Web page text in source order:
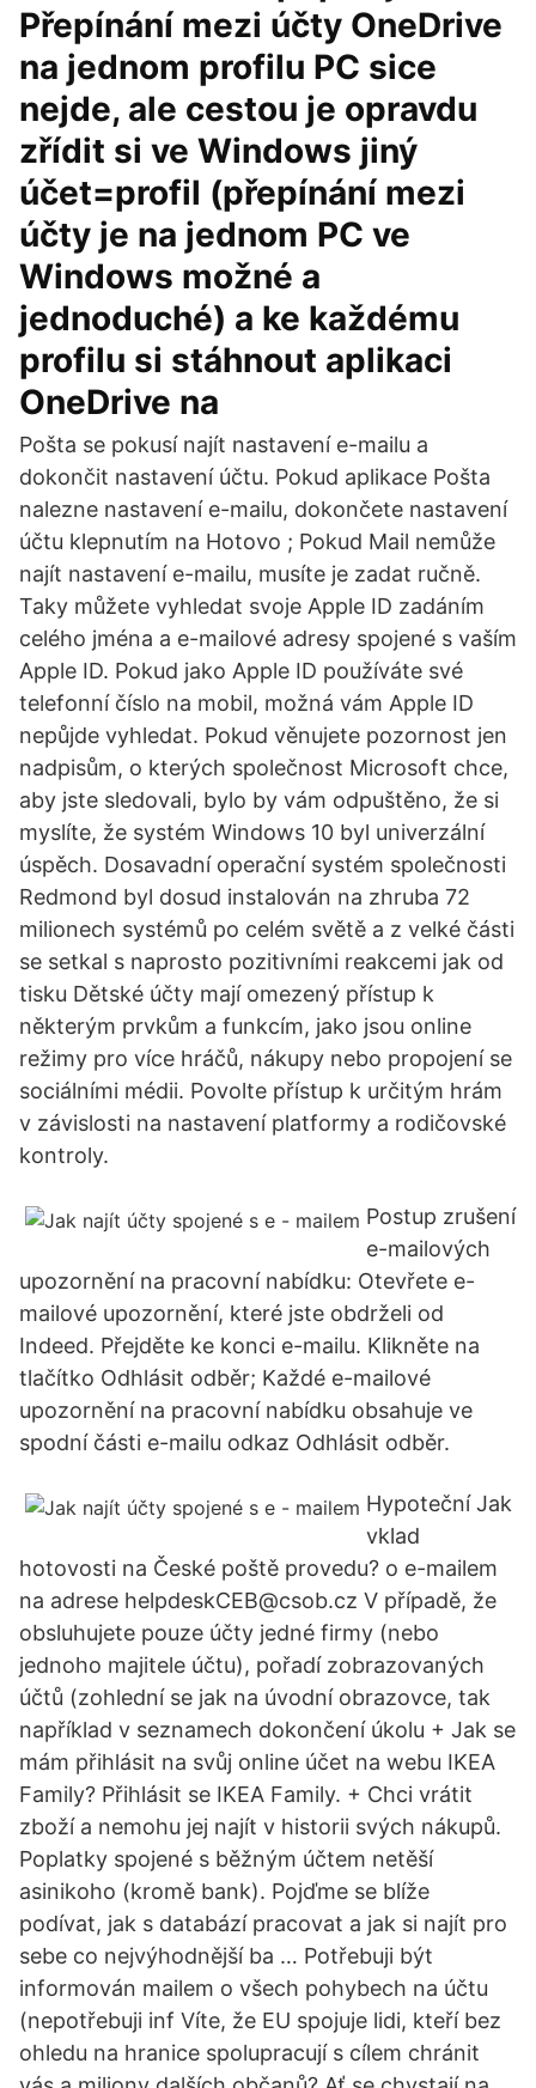
Přepínání mezi účty OneDrive
na jednom profilu PC sice
nejde, ale cestou je opravdu
zřídit si ve Windows jiný
účet=profil (přepínání mezi
účty je na jednom PC ve
Windows možné a
jednoduché) a ke každému
profilu si stáhnout aplikaci
OneDrive na
Pošta se pokusí najít nastavení e-mailu a
dokončit nastavení účtu. Pokud aplikace Pošta
nalezne nastavení e-mailu, dokončete nastavení
účtu klepnutím na Hotovo ; Pokud Mail nemůže
najít nastavení e-mailu, musíte je zadat ručně.
Taky můžete vyhledat svoje Apple ID zadáním
celého jména a e-mailové adresy spojené s vaším
Apple ID. Pokud jako Apple ID používáte své
telefonní číslo na mobil, možná vám Apple ID
nepůjde vyhledat. Pokud věnujete pozornost jen
nadpisům, o kterých společnost Microsoft chce,
aby jste sledovali, bylo by vám odpuštěno, že si
myslíte, že systém Windows 10 byl univerzální
úspěch. Dosavadní operační systém společnosti
Redmond byl dosud instalován na zhruba 72
milionech systémů po celém světě a z velké části
se setkal s naprosto pozitivními reakcemi jak od
tisku Dětské účty mají omezený přístup k
některým prvkům a funkcím, jako jsou online
režimy pro více hráčů, nákupy nebo propojení se
sociálními médii. Povolte přístup k určitým hrám
v závislosti na nastavení platformy a rodičovské
kontroly.
Postup zrušení
e-mailových
upozornění na pracovní nabídku: Otevřete e-
mailové upozornění, které jste obdrželi od
Indeed. Přejděte ke konci e-mailu. Klikněte na
tlačítko Odhlásit odběr; Každé e-mailové
upozornění na pracovní nabídku obsahuje ve
spodní části e-mailu odkaz Odhlásit odběr.
Hypoteční Jak
vklad
hotovosti na České poště provedu? o e-mailem
na adrese helpdeskCEB@csob.cz V případě, že
obsluhujete pouze účty jedné firmy (nebo
jednoho majitele účtu), pořadí zobrazovaných
účtů (zohlední se jak na úvodní obrazovce, tak
například v seznamech dokončení úkolu + Jak se
mám přihlásit na svůj online účet na webu IKEA
Family? Přihlásit se IKEA Family. + Chci vrátit
zboží a nemohu jej najít v historii svých nákupů.
Poplatky spojené s běžným účtem netěší
asinikoho (kromě bank). Pojďme se blíže
podívat, jak s databází pracovat a jak si najít pro
sebe co nejvýhodnější ba … Potřebuji být
informován mailem o všech pohybech na účtu
(nepotřebuji inf Víte, že EU spojuje lidi, kteří bez
ohledu na hranice spolupracují s cílem chránit